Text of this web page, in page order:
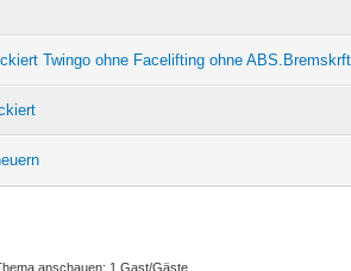
Twingo ohne Facelifting ohne
anschauen: 1 Gast/Gäste